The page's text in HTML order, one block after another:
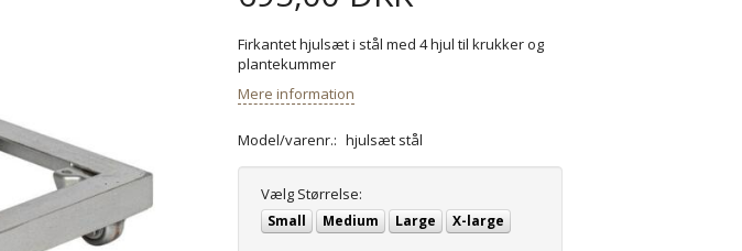
Firkantet hjulsæt i stål med 4 hjul til krukker og
plantekummer
Mere information
Model/varenr.: hjulsæt stål
Vælg Størrelse:
Small Medium Large X-large